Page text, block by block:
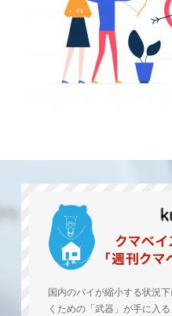
国内のパイが縮小する状況
くための「武器」が手に入